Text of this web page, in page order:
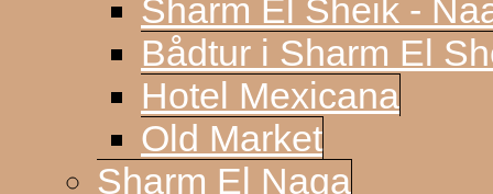
Sharm El Sheik -
Bådtur i Sharm El
Hotel Mexicana
Old Market
Sharm El Naga